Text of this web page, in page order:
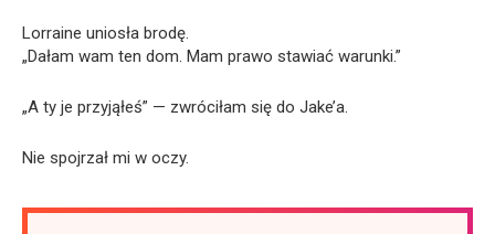
Lorraine uniosła brodę.
„Dałam wam ten dom. Mam prawo stawiać warunki.”
„A ty je przyjąłeś” — zwróciłam się do Jake’a.
Nie spojrzał mi w oczy.